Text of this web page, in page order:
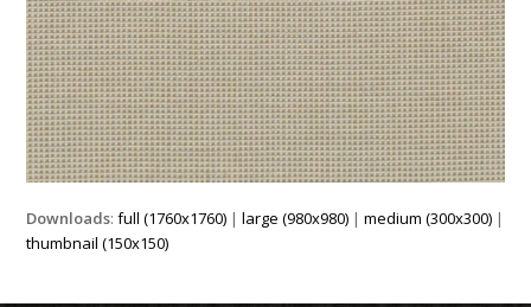
Downloads:full (1760x1760) |large (980x980) |medium (300x300) |
thumbnail (150x150)